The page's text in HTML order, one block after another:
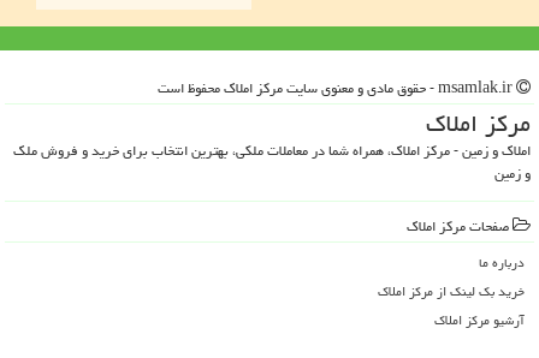
مركز املاك
املاک و زمین - مرکز املاک، همراه شما در معاملات ملکی، بهترین انتخاب برای خرید و فروش ملک
و زمین
صفحات مركز املاك
درباره ما
خرید بک لینک از مركز املاك
آرشیو مركز املاك